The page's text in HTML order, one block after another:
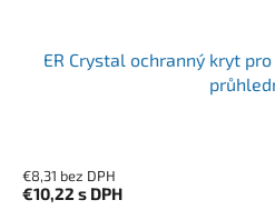
ER Crystal ochranný kryt
€8,31 bez DPH
€10,22 s DPH